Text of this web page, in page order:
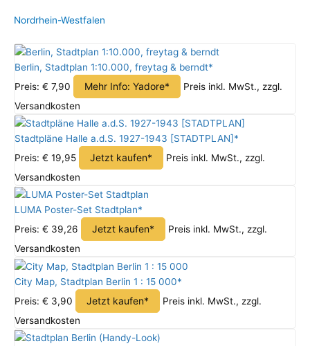
Nordrhein-Westfalen
Berlin, Stadtplan 1:10.000, freytag & berndt*
Preis: € 7,90
Mehr Info: Yadore*
Preis inkl. MwSt., zzgl.
Versandkosten
Stadtpläne Halle a.d.S. 1927-1943 [STADTPLAN]*
Preis: € 19,95
Jetzt kaufen*
Preis inkl. MwSt., zzgl.
Versandkosten
LUMA Poster-Set Stadtplan*
Preis: € 39,26
Jetzt kaufen*
Preis inkl. MwSt., zzgl.
Versandkosten
City Map, Stadtplan Berlin 1 : 15 000*
Preis: € 3,90
Jetzt kaufen*
Preis inkl. MwSt., zzgl.
Versandkosten